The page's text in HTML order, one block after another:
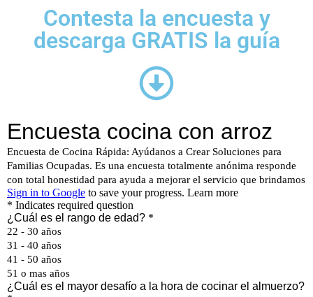
Contesta la encuesta y
descarga GRATIS la guía